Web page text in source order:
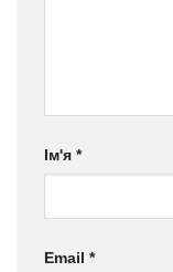
Ім'я *
Email *